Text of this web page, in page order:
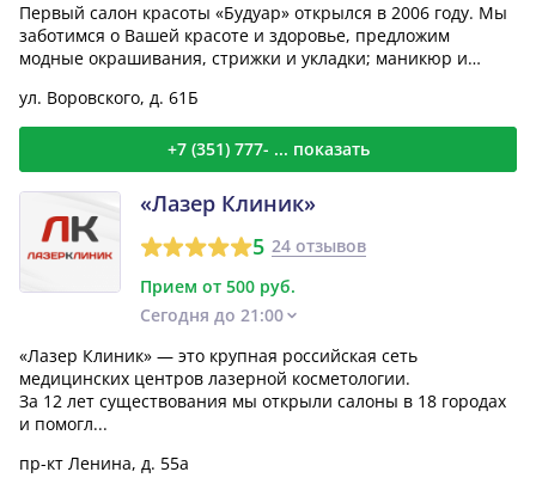
Первый салон красоты «Будуар» открылся в 2006 году. Мы
заботимся о Вашей красоте и здоровье, предложим
модные окрашивания, стрижки и укладки; маникюр и
ул. Воровского, д. 61Б
+7 (351) 777- ... показать
«Лазер Клиник»
5 24 отзывов
Прием от 500 руб.
Сегодня до 21:00
«Лазер Клиник» — это крупная российская сеть
медицинских центров лазерной косметологии.
За 12 лет существования мы открыли салоны в 18 городах
и помогл...
пр-кт Ленина, д. 55а